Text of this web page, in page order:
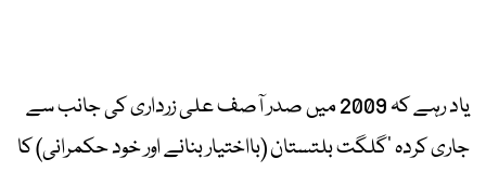
یاد رہے کہ 2009 میں صدر آصف علی زرداری کی جانب سے
جاری کردہ ’گلگت بلتستان (بااختیار بنانے اور خود حکمرانی) کا